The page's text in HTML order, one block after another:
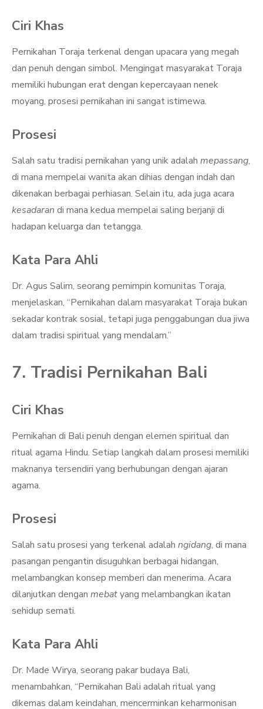
Ciri Khas
Pernikahan Toraja terkenal dengan upacara yang megah
dan penuh dengan simbol. Mengingat masyarakat Toraja
memiliki hubungan erat dengan kepercayaan nenek
moyang, prosesi pernikahan ini sangat istimewa.
Prosesi
Salah satu tradisi pernikahan yang unik adalah mepassang,
di mana mempelai wanita akan dihias dengan indah dan
dikenakan berbagai perhiasan. Selain itu, ada juga acara
kesadaran di mana kedua mempelai saling berjanji di
hadapan keluarga dan tetangga.
Kata Para Ahli
Dr. Agus Salim, seorang pemimpin komunitas Toraja,
menjelaskan, “Pernikahan dalam masyarakat Toraja bukan
sekadar kontrak sosial, tetapi juga penggabungan dua jiwa
dalam tradisi spiritual yang mendalam.”
7. Tradisi Pernikahan Bali
Ciri Khas
Pernikahan di Bali penuh dengan elemen spiritual dan
ritual agama Hindu. Setiap langkah dalam prosesi memiliki
maknanya tersendiri yang berhubungan dengan ajaran
agama.
Prosesi
Salah satu prosesi yang terkenal adalah ngidang, di mana
pasangan pengantin disuguhkan berbagai hidangan,
melambangkan konsep memberi dan menerima. Acara
dilanjutkan dengan mebatyang melambangkan ikatan
sehidup semati.
Kata Para Ahli
Dr. Made Wirya, seorang pakar budaya Bali,
menambahkan, “Pernikahan Bali adalah ritual yang
dikemas dalam keindahan, mencerminkan keharmonisan